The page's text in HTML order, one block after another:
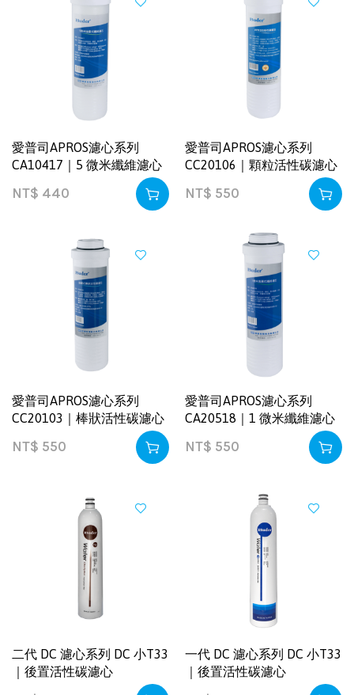
愛普司APROS濾心系列
CA10417｜5 微米纖維濾心
NT$ 440
愛普司APROS濾心系列
CC20106｜顆粒活性碳濾心
NT$ 550
愛普司APROS濾心系列
CC20103｜棒狀活性碳濾心
NT$ 550
愛普司APROS濾心系列
CA20518｜1 微米纖維濾心
NT$ 550
二代 DC 濾心系列 DC 小T33
｜後置活性碳濾心
一代 DC 濾心系列 DC 小T33
｜後置活性碳濾心